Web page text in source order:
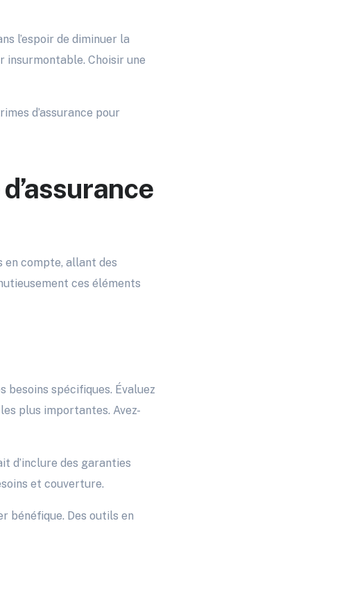
l’espoir de diminuer la
insurmontable. Choisir une
d’assurance pour
en compte, allant des
ces éléments
besoins spécifiques. Évaluez
plus importantes. Avez-
d’inclure des garanties
et couverture.
bénéfique. Des outils en